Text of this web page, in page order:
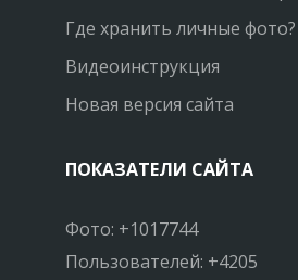
Где хранить личные фото?
Видеоинструкция
Новая версия сайта
ПОКАЗАТЕЛИ САЙТА
Фото: +1017744
Пользователей: +4205